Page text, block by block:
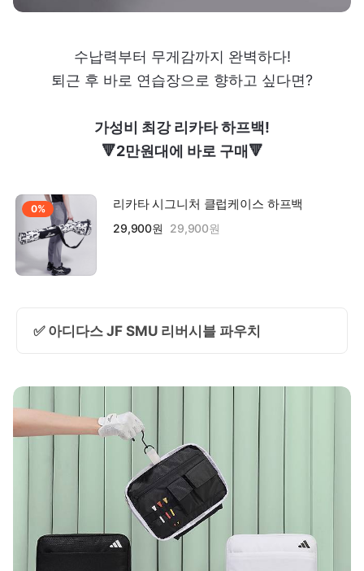
수납력부터 무게감까지 완벽하다!
퇴근 후 바로 연습장으로 향하고 싶다면?
가성비 최강 리카타 하프백!
🔻2만원대에 바로 구매🔻
0% 리카타 시그니처 클럽케이스 하프백
29,900원 29,900원
✅ 아디다스 JF SMU 리버시블 파우치